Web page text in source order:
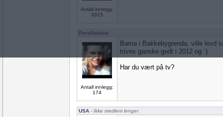
Antall innlegg:
3315
Persilleblad
Antall innlegg:
174
Barna i Bakkebygrenda, ville levd
trives ganske godt i 2012 og :)
Har du vært på tv?
USA - Ikke medlem lenger